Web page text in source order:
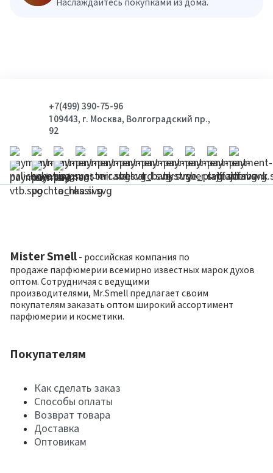
Наслаждайтесь покупками из дома.
+7(499) 390-75-96
109443, г. Москва, Волгоградский пр.,
92
Mister Smell - российская компания по
продаже парфюмерии всемирно известных марок духов
оптом. Сотрудничая с ведущими
производителями, Mr.Smell предлагает своим
покупателям заказать оптом широкий ассортимент
парфюмерии и косметики.
Покупателям
Как сделать заказ
Способы оплаты
Возврат товара
Доставка
Оптовикам